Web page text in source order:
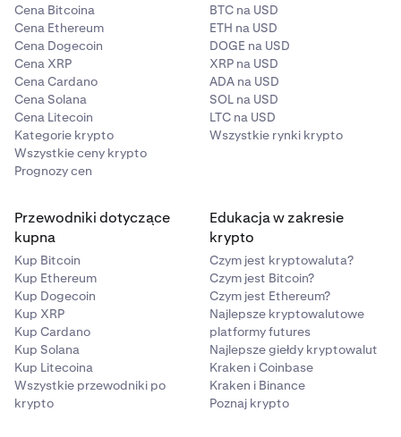
Cena Bitcoina
Cena Ethereum
Cena Dogecoin
Cena XRP
Cena Cardano
Cena Solana
Cena Litecoin
Kategorie krypto
Wszystkie ceny krypto
Prognozy cen
BTC na USD
ETH na USD
DOGE na USD
XRP na USD
ADA na USD
SOL na USD
LTC na USD
Wszystkie rynki krypto
Przewodniki dotyczące
kupna
Kup Bitcoin
Kup Ethereum
Kup Dogecoin
Kup XRP
Kup Cardano
Kup Solana
Kup Litecoina
Wszystkie przewodniki po
krypto
Edukacja w zakresie
krypto
Czym jest kryptowaluta?
Czym jest Bitcoin?
Czym jest Ethereum?
Najlepsze kryptowalutowe
platformy futures
Najlepsze giełdy kryptowalut
Kraken i Coinbase
Kraken i Binance
Poznaj krypto